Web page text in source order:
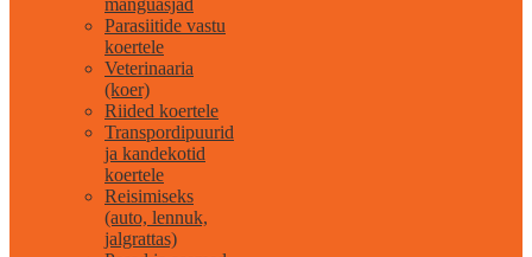
mänguasjad
Parasiitide vastu
koertele
Veterinaaria
(koer)
Riided koertele
Transpordipuurid
ja kandekotid
koertele
Reisimiseks
(auto, lennuk,
jalgrattas)